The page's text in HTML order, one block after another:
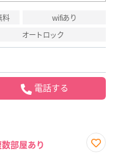
料
wifiあり
オートロック
電話する
部屋あり